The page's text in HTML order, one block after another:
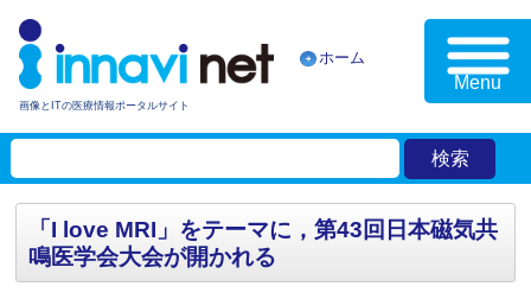
画像とITの医療情報ポータルサイト
ホーム
Menu
「I love MRI」をテーマに，第43回日本磁気共
鳴医学会大会が開かれる